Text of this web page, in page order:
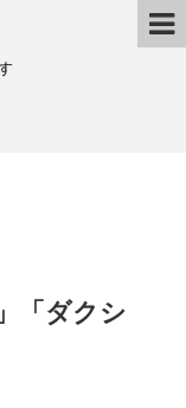
「ダクシ